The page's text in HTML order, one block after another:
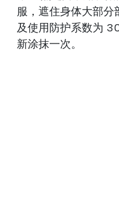
服，遮住身体大部
及使用防护系数为
新涂抹一次。